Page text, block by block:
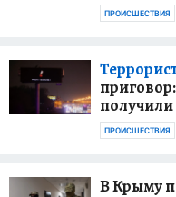
ПРОИСШЕСТВИЯ
ПРОИСШЕСТВИЯ
В Крыму